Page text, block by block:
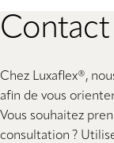
Contact
Chez Luxaflex®,
afin de vous
Vous souhaitez
consultation ?